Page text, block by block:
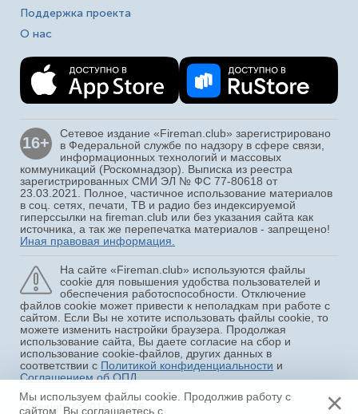
Поддержка проекта
О нас
16+
Сетевое издание «Fireman.club» зарегистрировано
в Федеральной службе по надзору в сфере связи,
информационных технологий и массовых
коммуникаций (Роскомнадзор). Выписка из реестра
зарегистрированных СМИ ЭЛ № ФС 77-80618 от
23.03.2021. Полное, частичное использование материалов
в соц. сетях, печати, ТВ и радио без индексируемой
гиперссылки на fireman.club или без указания сайта как
источника, а так же перепечатка материалов - запрещено!
Иная правовая информация.
На сайте «Fireman.club» используются файлы
cookie для повышения удобства пользователей и
обеспечения работоспособности. Отключение
файлов cookie может привести к неполадкам при работе с
сайтом. Если Вы не хотите использовать файлы cookie, то
можете изменить настройки браузера. Продолжая
использование сайта, Вы даете согласие на сбор и
использование cookie-файлов, других данных в
соответствии с Политикой конфиденциальности и
Соглашением об ОПД.
Copyright © 2015 - 2026
Мы используем файлы cookie. Продолжив работу с
сайтом, Вы соглашаетесь с
×